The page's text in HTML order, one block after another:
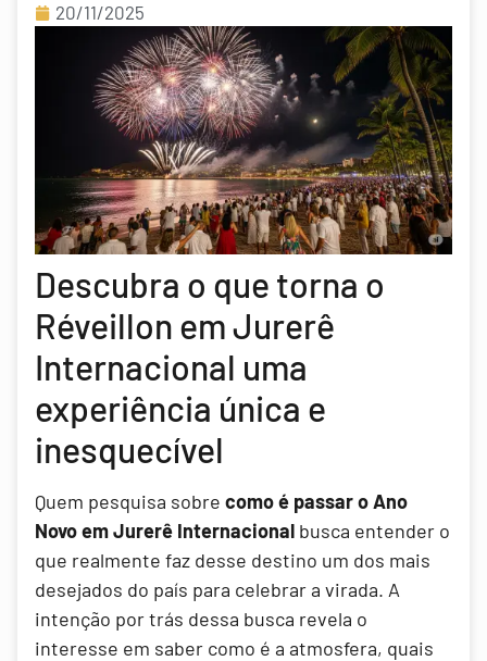
20/11/2025
Descubra o que torna o
Réveillon em Jurerê
Internacional uma
experiência única e
inesquecível
Quem pesquisa sobre como é passar o Ano
Novo em Jurerê Internacional busca entender o
que realmente faz desse destino um dos mais
desejados do país para celebrar a virada. A
intenção por trás dessa busca revela o
interesse em saber como é a atmosfera, quais